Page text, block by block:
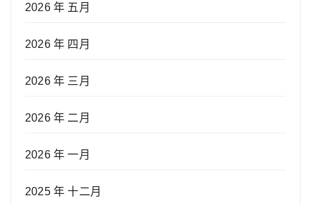
2026 年 五月
2026 年 四月
2026 年 三月
2026 年 二月
2026 年 一月
2025 年 十二月